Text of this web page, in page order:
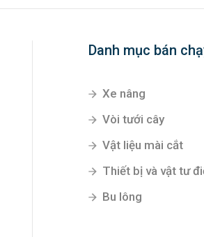
Danh mục bán
Xe nâng
Vòi tưới cây
Vật liệu mài cắt
Thiết bị và vật tư
Bu lông